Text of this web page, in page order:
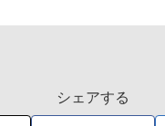
シェアする